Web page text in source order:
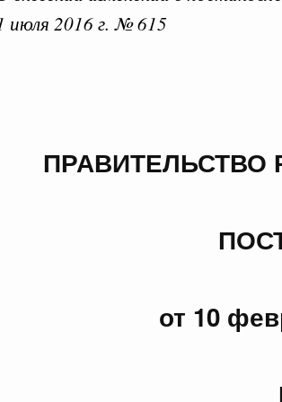
июля 2016 г. № 615
от 10
документы со справками к
документа